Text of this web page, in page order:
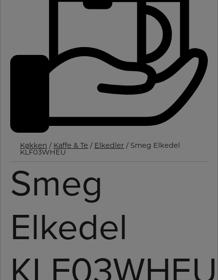
Køkken / Kaffe & Te / Elkedler / Smeg Elkedel
KLF03WHEU
Smeg
Elkedel